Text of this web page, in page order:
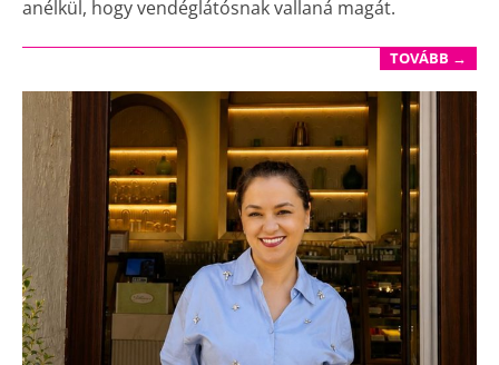
anélkül, hogy vendéglátósnak vallaná magát.
TOVÁBB →